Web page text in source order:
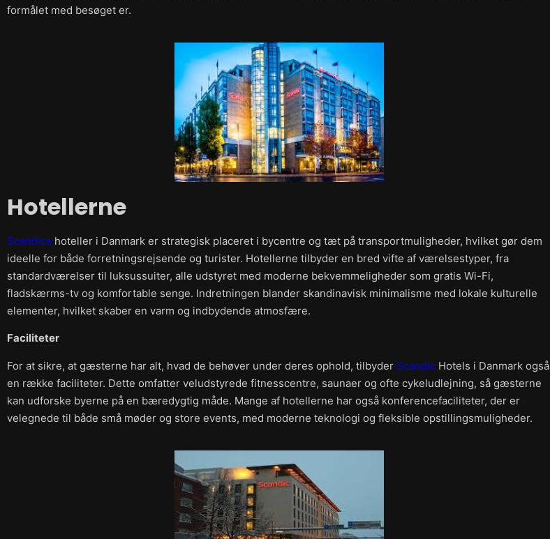
formålet med besøget er.
Hotellerne
Scandics hoteller i Danmark er strategisk placeret i bycentre og tæt på transportmuligheder, hvilket gør dem
ideelle for både forretningsrejsende og turister. Hotellerne tilbyder en bred vifte af værelsestyper, fra
standardværelser til luksussuiter, alle udstyret med moderne bekvemmeligheder som gratis Wi-Fi,
fladskærms-tv og komfortable senge. Indretningen blander skandinavisk minimalisme med lokale kulturelle
elementer, hvilket skaber en varm og indbydende atmosfære.
Faciliteter
For at sikre, at gæsterne har alt, hvad de behøver under deres ophold, tilbyder Scandic Hotels i Danmark også
en række faciliteter. Dette omfatter veludstyrede fitnesscentre, saunaer og ofte cykeludlejning, så gæsterne
kan udforske byerne på en bæredygtig måde. Mange af hotellerne har også konferencefaciliteter, der er
velegnede til både små møder og store events, med moderne teknologi og fleksible opstillingsmuligheder.